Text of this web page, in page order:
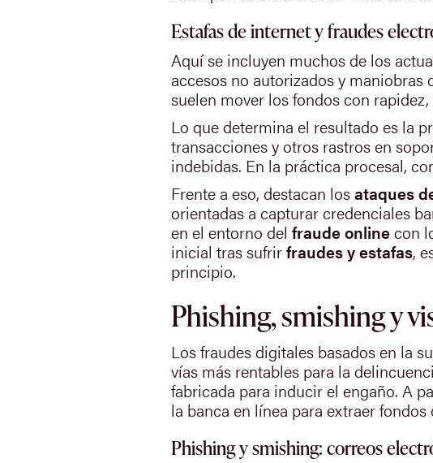
Estafas de internet y fraudes
Aquí se incluyen muchos de los
accesos no autorizados y maniobras
suelen mover los fondos con
Lo que determina el resultado es la
transacciones y otros rastros en
indebidas. En la práctica procesal,
Frente a eso, destacan losataques
orientadas a capturar credenciales
en el entorno del fraude onlinecon
inicial tras sufrirfraudes y estafas,
principio.
Phishing, smishing y
Los fraudes digitales basados en la
vías más rentables para la
fabricada para inducir el engaño. A
la banca en línea para extraer
Phishing y smishing: correos